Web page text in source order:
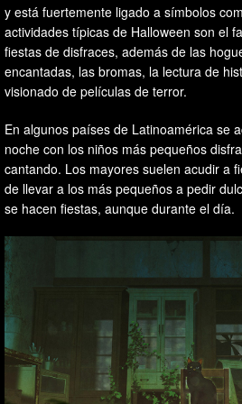
y está fuertemente ligado a símbolos
actividades típicas de Halloween son el
fiestas de disfraces, además de las
encantadas, las bromas, la lectura de
visionado de películas de terror.
En algunos países de Latinoamérica se
noche con los niños más pequeños
cantando. Los mayores suelen acudir a
de llevar a los más pequeños a pedir
se hacen fiestas, aunque durante el día.